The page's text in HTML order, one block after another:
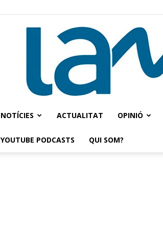
NOTÍCIES ACTUALITAT OPINIÓ
YOUTUBE PODCASTS QUI SOM?